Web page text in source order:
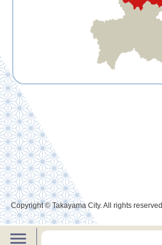
Copyright © Takayama City. All rights reserved.